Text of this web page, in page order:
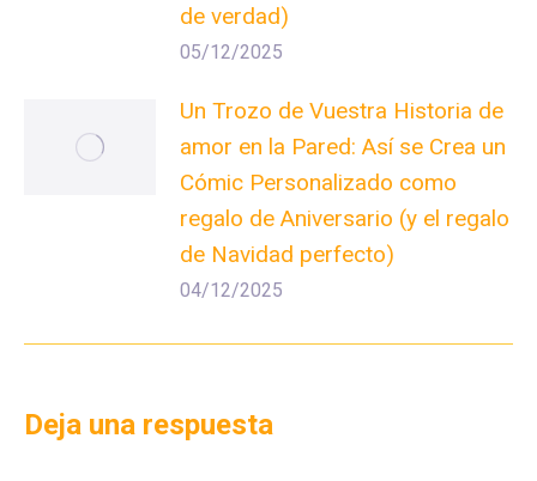
de verdad)
05/12/2025
Un Trozo de Vuestra Historia de
amor en la Pared: Así se Crea un
Cómic Personalizado como
regalo de Aniversario (y el regalo
de Navidad perfecto)
04/12/2025
Deja una respuesta